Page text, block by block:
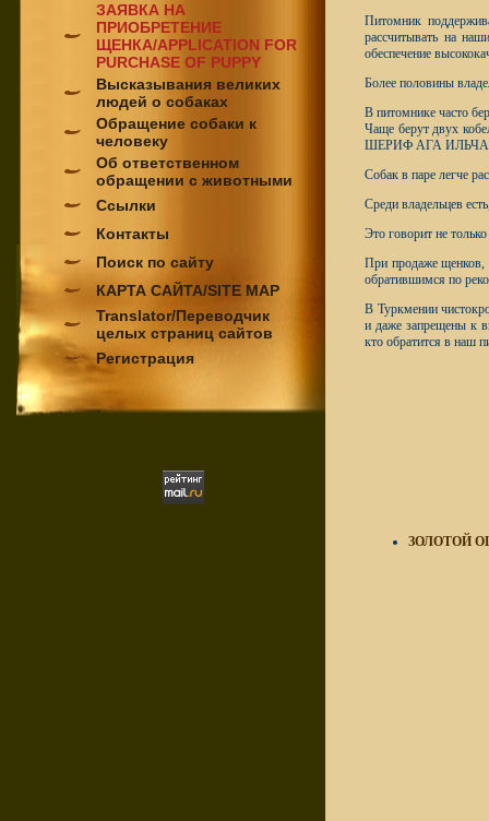
ЗАЯВКА НА
ПРИОБРЕТЕНИЕ
ЩЕНКА/APPLICATION FOR
PURCHASE OF PUPPY
Высказывания великих
людей о собаках
Обращение собаки к
человеку
Об ответственном
обращении с животными
Ссылки
Контакты
Поиск по сайту
КАРТА САЙТА/SITE MAP
Translator/Переводчик
целых страниц сайтов
Регистрация
Питомник
рассчитывать на
обеспечение
Более половины
В питомнике часто
Чаще берут двух
ШЕРИФ АГА
Собак в паре легче
Среди владельцев
Это говорит не
При продаже щенков,
обратившимся по
В Туркмении
и даже запрещены к
кто обратится в наш
ЗОЛОТОЙ